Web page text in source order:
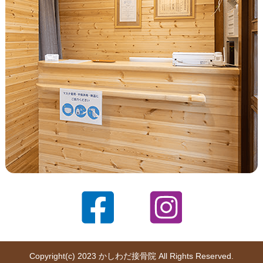
Copyright(c) 2023 かしわだ接骨院 All Rights Reserved.